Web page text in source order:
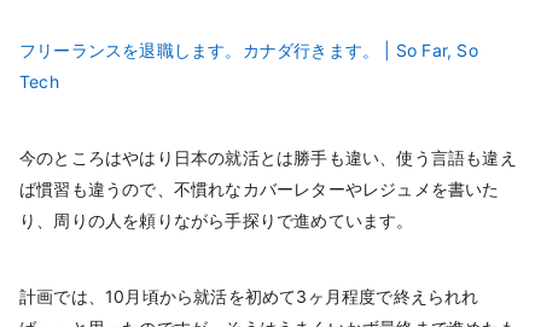
フリーランスを退職します。カナダ行きます。 | So Far, So
Tech
今のところはやはり日本の就活とは勝手も違い、使う言語も違え
ば慣習も違うので、不慣れなカバーレターやレジュメを書いた
り、周りの人を頼りながら手探りで進めています。
計画では、10月頃から就活を初めて3ヶ月程度で終えられれ